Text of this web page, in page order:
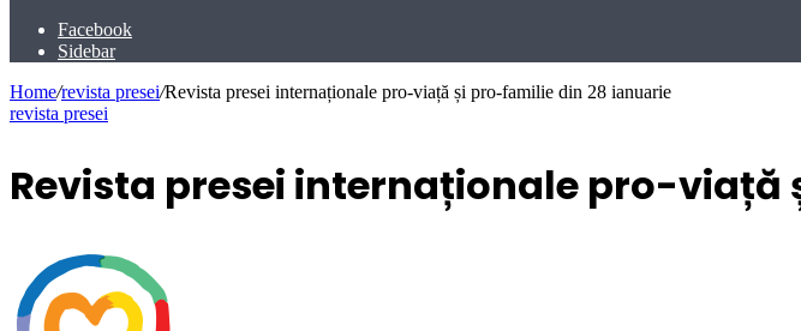
Facebook
Sidebar
Home/revista presei/Revista presei internaționale pro-viață și pro-familie din 28 ianuarie
revista presei
Revista presei internaționale pro-